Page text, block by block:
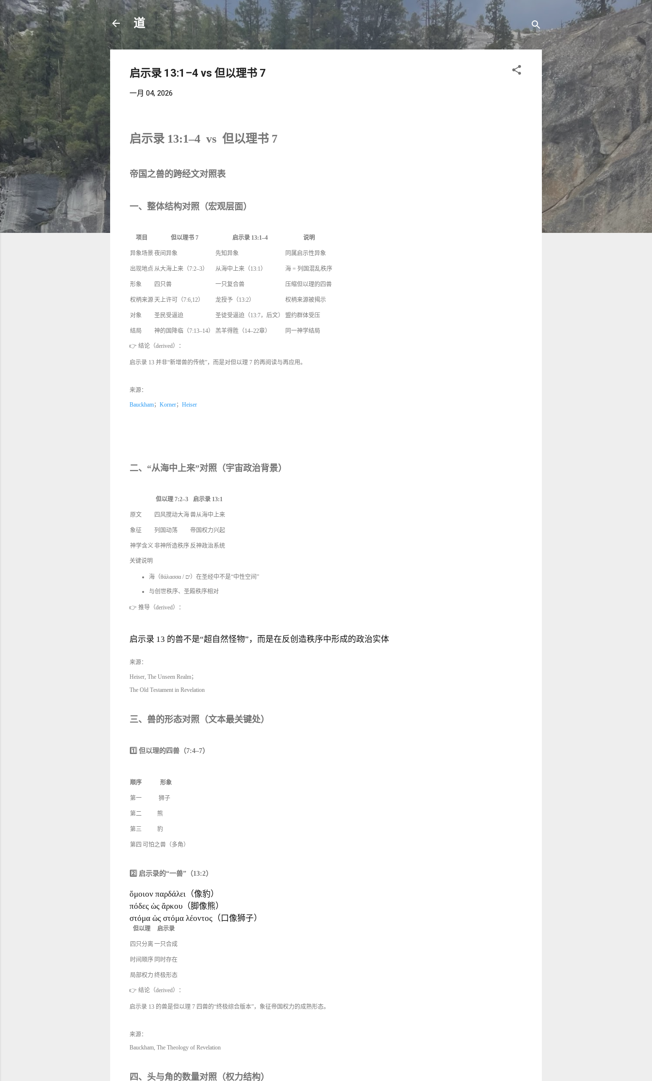
跳至主要内容
道
启示录 13:1–4 vs 但以理书 7
一月 04, 2026
启示录 13:1–4 vs 但以理书 7
帝国之兽的跨经文对照表
一、整体结构对照（宏观层面）
项目 但以理书 7 启示录 13:1–4 说明
异象场景夜间异象 先知异象 同属启示性异象
出现地点 从大海上来（7:2–3） 从海中上来（13:1） 海 = 列国混乱秩序
形象 四只兽 一只复合兽 压缩但以理的四兽
权柄来源天上许可（7:6,12） 龙授予（13:2） 权柄来源被揭示
对象 圣民受逼迫 圣徒受逼迫（13:7，后文） 盟约群体受压
结局 神的国降临（7:13–14） 羔羊得胜（14–22章） 同一神学结局
👉 结论（derived）：
启示录 13 并非“新增兽的传统”，而是对但以理 7 的再阅读与再应用。
来源：
Bauckham； Korner； Heiser
二、“从海中上来”对照（宇宙政治背景）
但以理 7:2–3 启示录 13:1
原文 四风搅动大海兽从海中上来
象征 列国动荡 帝国权力兴起
神学含义非神所造秩序 反神政治系统
关键说明
海（θάλασσα / ים）在圣经中不是“中性空间”
与创世秩序、圣殿秩序相对
👉 推导（derived）：
启示录 13 的兽不是“超自然怪物”，而是在反创造秩序中形成的政治实体
来源：
Heiser, The Unseen Realm；
The Old Testament in Revelation
三、兽的形态对照（文本最关键处）
1️⃣ 但以理的四兽（7:4–7）
顺序 形象
第一 狮子
第二 熊
第三 豹
第四 可怕之兽（多角）
2️⃣ 启示录的“一兽”（13:2）
ὅμοιον παρδάλει（像豹）
πόδες ὡς ἄρκου（脚像熊）
στόμα ὡς στόμα λέοντος（口像狮子）
但以理 启示录
四只分离 一只合成
时间顺序 同时存在
局部权力 终极形态
👉 结论（derived）：
启示录 13 的兽是但以理 7 四兽的“终极综合版本”，象征帝国权力的成熟形态。
来源：
Bauckham, The Theology of Revelation
四、头与角的数量对照（权力结构）